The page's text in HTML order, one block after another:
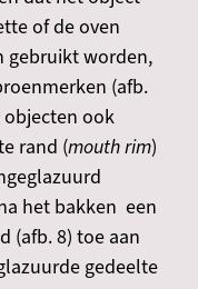
of de oven
gebruikt worden,
(afb.
ook
rand (mouth rim)
het bakken een
(afb. 8) toe aan
gedeelte